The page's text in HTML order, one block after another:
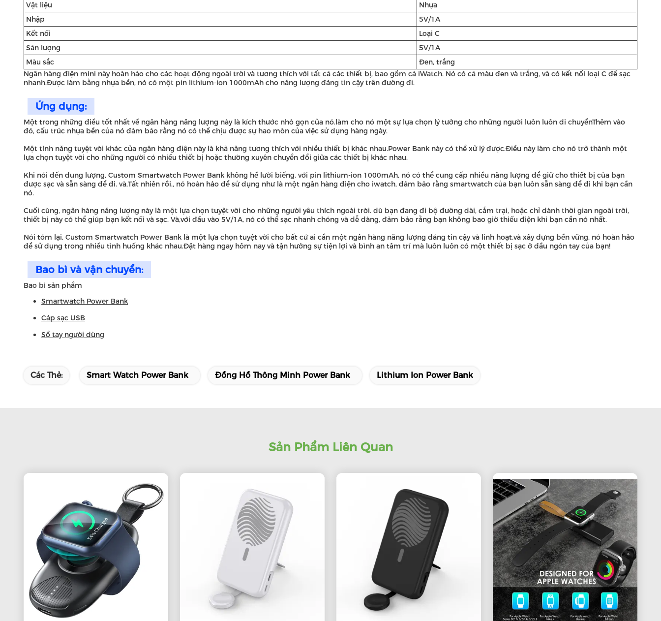
Vật liệu
Nhựa
Nhập
5V/1A
Kết nối
Loại C
Sản lượng
5V/1A
Màu sắc
Đen, trắng
Ngân hàng điện mini này hoàn hảo cho các hoạt động ngoài trời và tương thích với tất cả các thiết bị, bao gồm cả iWatch. Nó có cả màu đen và trắng, và có kết nối loại C để sạc
nhanh.Được làm bằng nhựa bền, nó có một pin lithium-ion 1000mAh cho năng lượng đáng tin cậy trên đường đi.
Ứng dụng:
Một trong những điều tốt nhất về ngân hàng năng lượng này là kích thước nhỏ gọn của nó.làm cho nó một sự lựa chọn lý tưởng cho những người luôn luôn di chuyểnThêm vào
đó, cấu trúc nhựa bền của nó đảm bảo rằng nó có thể chịu được sự hao mòn của việc sử dụng hàng ngày.
Một tính năng tuyệt vời khác của ngân hàng điện này là khả năng tương thích với nhiều thiết bị khác nhau.Power Bank này có thể xử lý được.Điều này làm cho nó trở thành một
lựa chọn tuyệt vời cho những người có nhiều thiết bị hoặc thường xuyên chuyển đổi giữa các thiết bị khác nhau.
Khi nói đến dung lượng, Custom Smartwatch Power Bank không hề lười biếng. với pin lithium-ion 1000mAh, nó có thể cung cấp nhiều năng lượng để giữ cho thiết bị của bạn
được sạc và sẵn sàng để đi. và,Tất nhiên rồi., nó hoàn hảo để sử dụng như là một ngân hàng điện cho iwatch, đảm bảo rằng smartwatch của bạn luôn sẵn sàng để đi khi bạn cần
nó.
Cuối cùng, ngân hàng năng lượng này là một lựa chọn tuyệt vời cho những người yêu thích ngoài trời. dù bạn đang đi bộ đường dài, cắm trại, hoặc chỉ dành thời gian ngoài trời,
thiết bị này có thể giúp bạn kết nối và sạc. Và,với đầu vào 5V/1A, nó có thể sạc nhanh chóng và dễ dàng, đảm bảo rằng bạn không bao giờ thiếu điện khi bạn cần nó nhất.
Nói tóm lại, Custom Smartwatch Power Bank là một lựa chọn tuyệt vời cho bất cứ ai cần một ngân hàng năng lượng đáng tin cậy và linh hoạt.và xây dựng bền vững, nó hoàn hảo
để sử dụng trong nhiều tình huống khác nhau.Đặt hàng ngay hôm nay và tận hưởng sự tiện lợi và bình an tâm trí mà luôn luôn có một thiết bị sạc ở đầu ngón tay của bạn!
Bao bì và vận chuyển:
Bao bì sản phẩm
Smartwatch Power Bank
Cáp sạc USB
Sổ tay người dùng
Các Thẻ: Smart Watch Power Bank Đồng Hồ Thông Minh Power Bank Lithium Ion Power Bank
Sản Phẩm Liên Quan